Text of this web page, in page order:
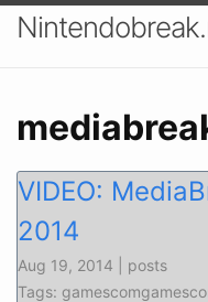
VIDEO:
2014
Aug 19, 2014 | posts
Tags: